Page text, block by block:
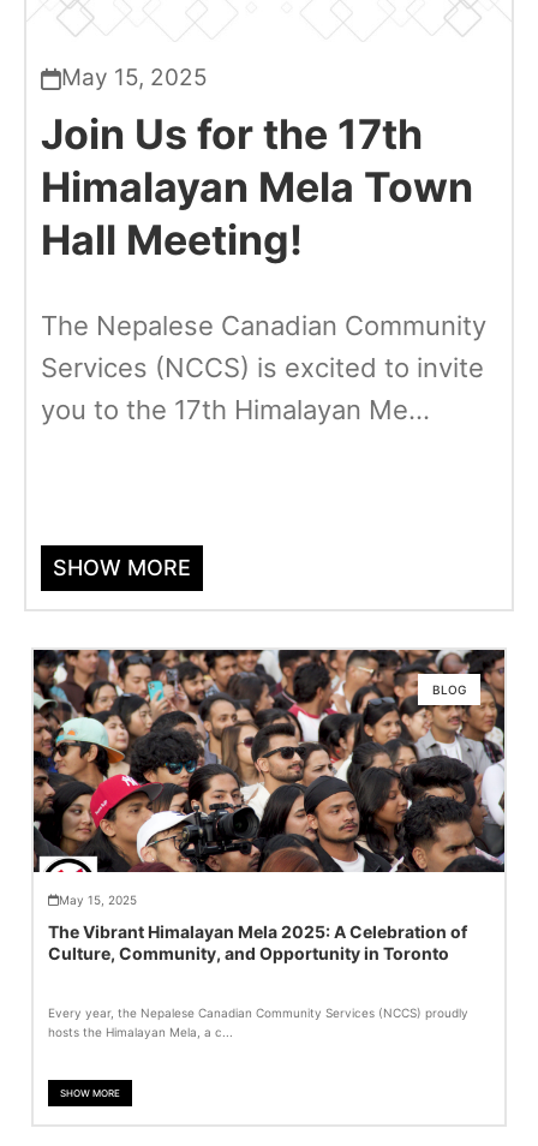
May 15, 2025
Join Us for the 17th
Himalayan Mela Town
Hall Meeting!
The Nepalese Canadian Community
Services (NCCS) is excited to invite
you to the 17th Himalayan Me...
SHOW MORE
BLOG
May 15, 2025
The Vibrant Himalayan Mela 2025: A Celebration of
Culture, Community, and Opportunity in Toronto
Every year, the Nepalese Canadian Community Services (NCCS) proudly
hosts the Himalayan Mela, a c...
SHOW MORE